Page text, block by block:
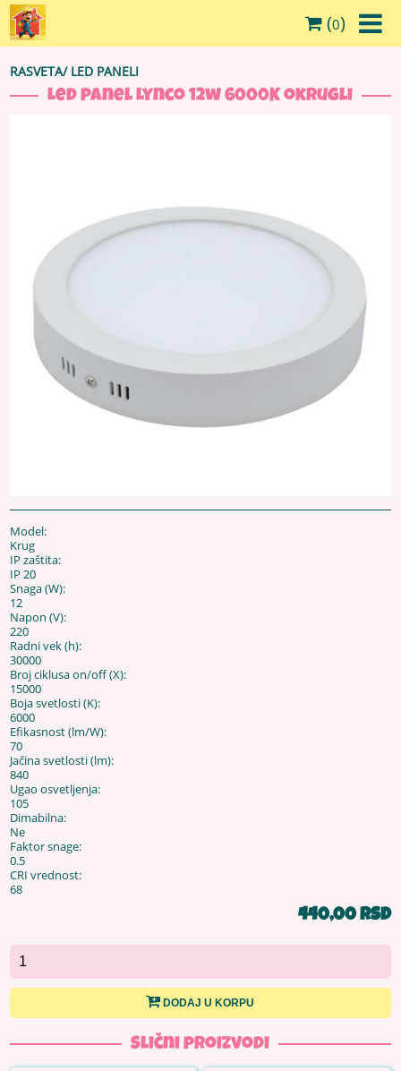
(0)
RASVETA/ LED PANELI
Led panel Lynco 12w 6000K okrugli
Model:
Krug
IP zaštita:
IP 20
Snaga (W):
12
Napon (V):
220
Radni vek (h):
30000
Broj ciklusa on/off (X):
15000
Boja svetlosti (K):
6000
Efikasnost (lm/W):
70
Jačina svetlosti (lm):
840
Ugao osvetljenja:
105
Dimabilna:
Ne
Faktor snage:
0.5
CRI vrednost:
68
440,00 RSD
DODAJ U KORPU
Slični proizvodi